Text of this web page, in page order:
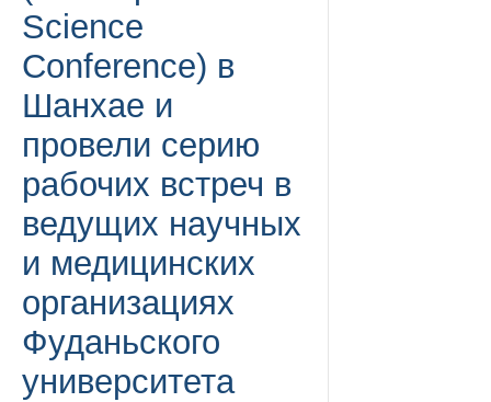
Science
Conference) в
Шанхае и
провели серию
рабочих встреч в
ведущих научных
и медицинских
организациях
Фуданьского
университета